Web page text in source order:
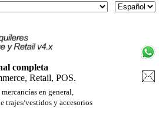
completa
Retail, POS.
en general,
trajes/vestidos y accesorios